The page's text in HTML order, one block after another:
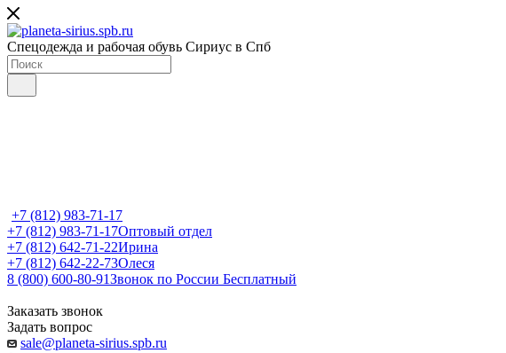
Спецодежда и рабочая обувь Сириус в Спб
+7 (812) 983-71-17
+7 (812) 983-71-17Оптовый отдел
+7 (812) 642-71-22Ирина
+7 (812) 642-22-73Олеся
8 (800) 600-80-91Звонок по России Бесплатный
Заказать звонок
Задать вопрос
sale@planeta-sirius.spb.ru